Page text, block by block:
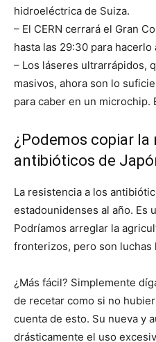
hidroeléctrica de Suiza.
– El CERN cerrará el Gran
hasta las 29:30 para
– Los láseres ultrarrápidos,
masivos, ahora son lo
para caber en un microchip.
¿Podemos copiar la
antibióticos de
La resistencia a los
estadounidenses al año. Es
Podríamos arreglar la
fronterizos, pero son luchas
¿Más fácil? Simplemente
de recetar como si no
cuenta de esto. Su nueva y
drásticamente el uso